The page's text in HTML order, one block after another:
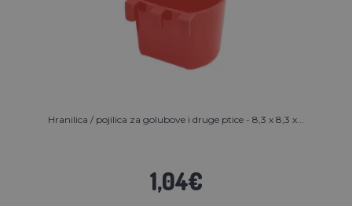
Hranilica / pojilica za golubove i druge ptice - 8,3 x 8,3 x...
1,04€